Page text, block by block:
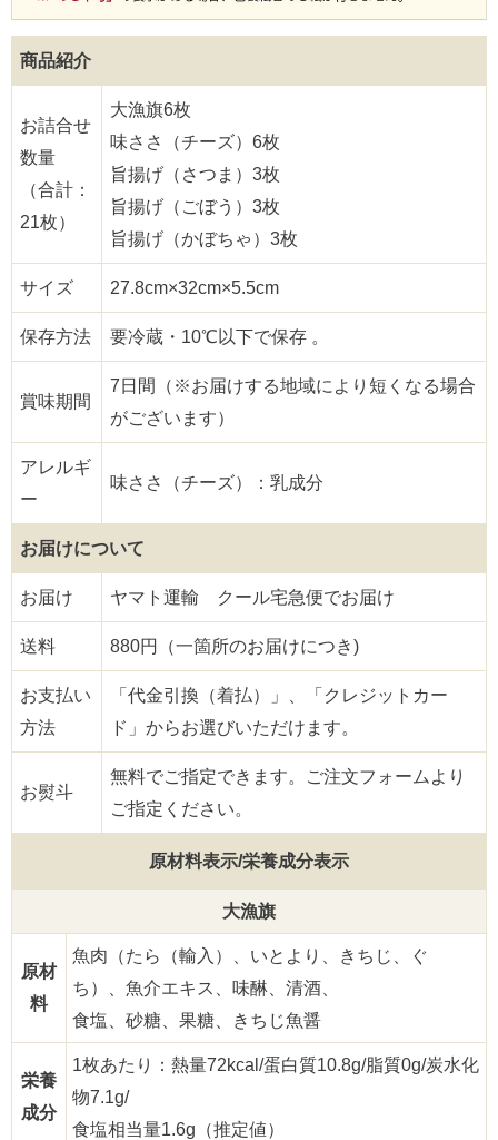
商品紹介
お詰合せ
数量
（合計：
21枚）
大漁旗6枚
味ささ（チーズ）6枚
旨揚げ（さつま）3枚
旨揚げ（ごぼう）3枚
旨揚げ（かぼちゃ）3枚
サイズ 27.8cm×32cm×5.5cm
保存方法 要冷蔵・10℃以下で保存 。
賞味期間
7日間（※お届けする地域により短くなる場合
がございます）
アレルギ
ー
味ささ（チーズ）：乳成分
お届けについて
お届け ヤマト運輸 クール宅急便でお届け
送料 880円（一箇所のお届けにつき)
お支払い
方法
「代金引換（着払）」、「クレジットカー
ド」からお選びいただけます。
お熨斗
無料でご指定できます。ご注文フォームより
ご指定ください。
原材料表示/栄養成分表示
大漁旗
原材
料
魚肉（たら（輸入）、いとより、きちじ、ぐ
ち）、魚介エキス、味醂、清酒、
食塩、砂糖、果糖、きちじ魚醤
栄養
成分
1枚あたり：熱量72kcal/蛋白質10.8g/脂質0g/炭水化
物7.1g/
食塩相当量1.6g（推定値）